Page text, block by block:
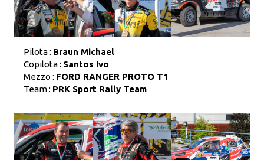
Pilota : Braun Michael
Copilota : Santos Ivo
Mezzo : FORD RANGER PROTO T1
Team : PRK Sport Rally Team